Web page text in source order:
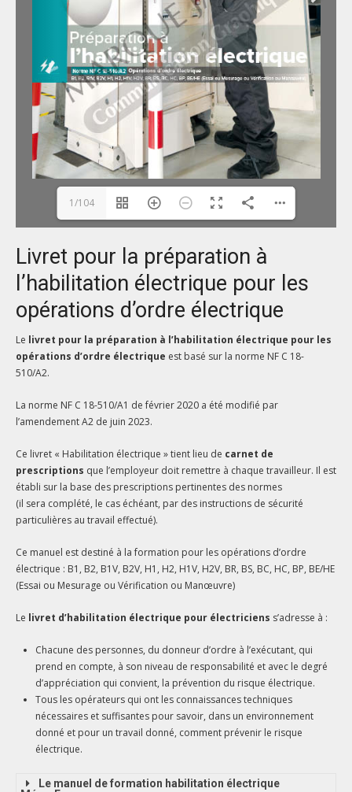
1/104
Livret pour la préparation à
l’habilitation électrique pour les
opérations d’ordre électrique
Le livret pour la préparation à l’habilitation électrique pour les
opérations d’ordre électrique est basé sur la norme NF C 18-
510/A2.
La norme NF C 18-510/A1 de février 2020 a été modifié par
l’amendement A2 de juin 2023.
Ce livret « Habilitation électrique » tient lieu de carnet de
prescriptions que l’employeur doit remettre à chaque travailleur. Il est
établi sur la base des prescriptions pertinentes des normes
(il sera complété, le cas échéant, par des instructions de sécurité
particulières au travail effectué).
Ce manuel est destiné à la formation pour les opérations d’ordre
électrique : B1, B2, B1V, B2V, H1, H2, H1V, H2V, BR, BS, BC, HC, BP, BE/HE
(Essai ou Mesurage ou Vérification ou Manœuvre)
Le livret d’habilitation électrique pour électriciens s’adresse à :
Chacune des personnes, du donneur d’ordre à l’exécutant, qui
prend en compte, à son niveau de responsabilité et avec le degré
d’appréciation qui convient, la prévention du risque électrique.
Tous les opérateurs qui ont les connaissances techniques
nécessaires et suffisantes pour savoir, dans un environnement
donné et pour un travail donné, comment prévenir le risque
électrique.
Le manuel de formation habilitation électrique